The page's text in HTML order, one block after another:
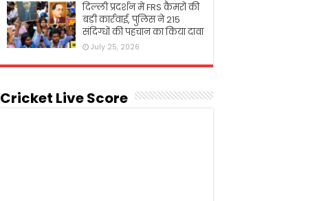
दिल्ली प्रदर्शन में FRS कैमरों की
बड़ी कार्रवाई, पुलिस ने 215
संदिग्धों की पहचान का किया दावा
July 25, 2026
Cricket Live Score